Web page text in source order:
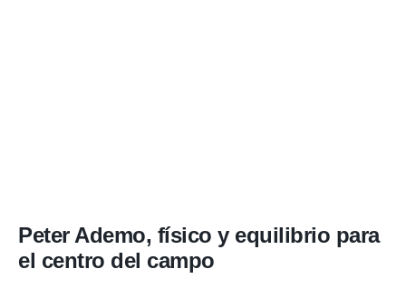
ni para
o
Peter Ademo, físico y equilibrio para
el centro del campo